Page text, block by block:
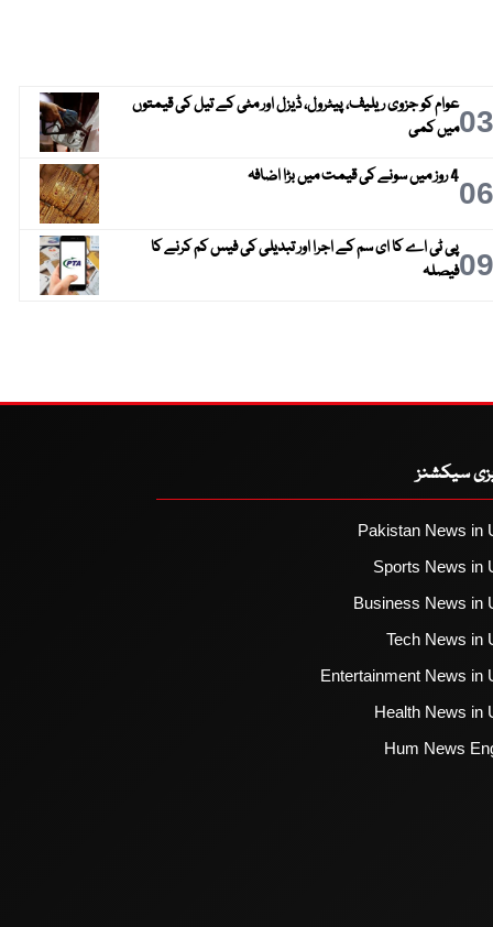
03عوام کو جزوی ریلیف، پیٹرول، ڈیزل اور مٹی کے تیل کی قیمتوں
میں کمی
064 روز میں سونے کی قیمت میں بڑا اضافہ
09پی ٹی اے کا ای سم کے اجرا اور تبدیلی کی فیس کم کرنے کا
فیصلہ
سیکشنز
Pakistan News in
Sports News in
Business News in
Tech News in
Entertainment News in
Health News in
Hum News